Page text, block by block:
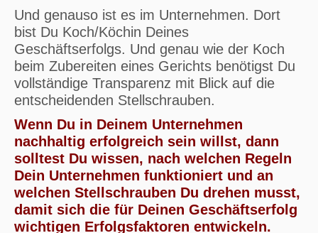
Und genauso ist es im Unternehmen. Dort
bist Du Koch/Köchin Deines
Geschäftserfolgs. Und genau wie der Koch
beim Zubereiten eines Gerichts benötigst Du
vollständige Transparenz mit Blick auf die
entscheidenden Stellschrauben.
Wenn Du in Deinem Unternehmen
nachhaltig erfolgreich sein willst, dann
solltest Du wissen, nach welchen Regeln
Dein Unternehmen funktioniert und an
welchen Stellschrauben Du drehen musst,
damit sich die für Deinen Geschäftserfolg
wichtigen Erfolgsfaktoren entwickeln.